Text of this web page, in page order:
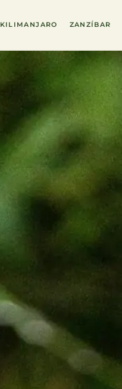
KILIMANJARO ZANZÍBAR